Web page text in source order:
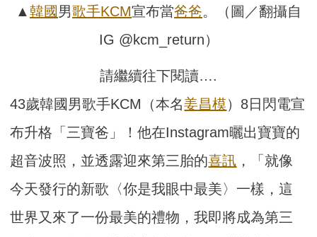
▲ 韓國 男歌手KCM宣布當爸爸。（圖／翻攝自
IG @kcm_return）
請繼續往下閱讀….
43歲韓國男歌手KCM（本名姜昌模）8日閃電宣
布升格「三寶爸」！他在Instagram曬出寶寶的
超音波照，並透露迎來第三胎的喜訊 ，「就像
今天發行的新歌〈你是我眼中最美〉一樣，這
世界又來了一份最美的禮物，我即將成為第三